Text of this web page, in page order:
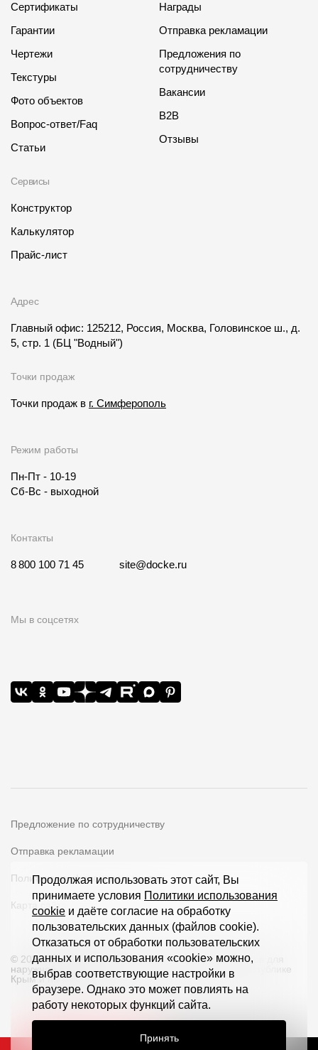
Сертификаты
Гарантии
Чертежи
Текстуры
Фото объектов
Вопрос-ответ/Faq
Статьи
Сервисы
Конструктор
Калькулятор
Прайс-лист
Награды
Отправка рекламации
Предложения по
сотрудничеству
Вакансии
B2B
Отзывы
Адрес
Главный офис: 125212, Россия, Москва, Головинское ш., д.
5, стр. 1 (БЦ "Водный")
Точки продаж
Точки продаж в г. Симферополь
Режим работы
Пн-Пт - 10-19
Сб-Вс - выходной
Контакты
8 800 100 71 45 site@docke.ru
Мы в соцсетях
Предложение по сотрудничеству
Отправка рекламации
Политика конфиденциальности
Карта сайта
© 2026 ООО «Дёке Экстружн» - производство товаров для
наружной отделки загородных домов и кровли в Республике
Крым и по всей РФ
Продолжая использовать этот сайт, Вы
принимаете условия Политики использования
cookie и даёте согласие на обработку
пользовательских данных (файлов cookie).
Отказаться от обработки пользовательских
данных и использования «cookie» можно,
выбрав соответствующие настройки в
браузере. Однако это может повлиять на
работу некоторых функций сайта.
Принять